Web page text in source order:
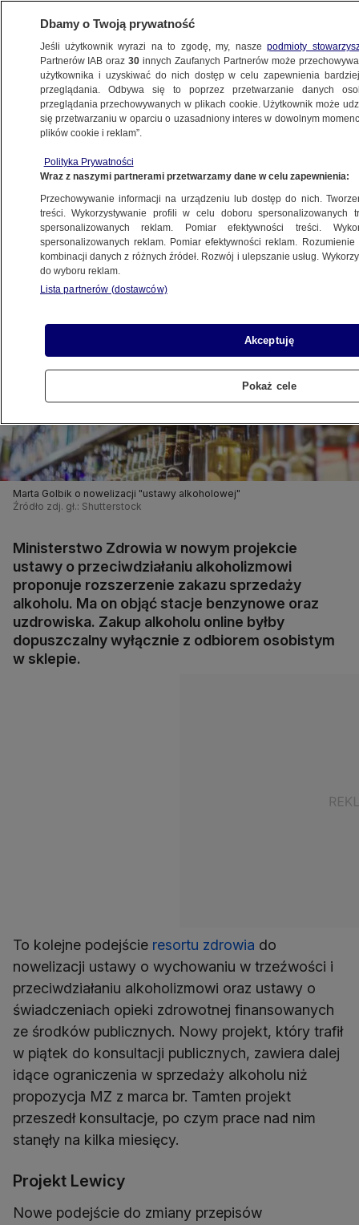
BIZNES
Z KRAJU
paliw. Nowy projekt
11.10.2025, 11:38
Posłuchaj artykułu
Czyta lektor AI
Marta Golbik o nowelizacji "ustawy alkoholowej"
Źródło zdj. gł.: Shutterstock
Ministerstwo Zdrowia w nowym projekcie
ustawy o przeciwdziałaniu alkoholizmowi
proponuje rozszerzenie zakazu sprzedaży
alkoholu. Ma on objąć stacje benzynowe oraz
uzdrowiska. Zakup alkoholu online byłby
dopuszczalny wyłącznie z odbiorem osobistym
w sklepie.
To kolejne podejście resortu zdrowia do
nowelizacji ustawy o wychowaniu w trzeźwości i
przeciwdziałaniu alkoholizmowi oraz ustawy o
świadczeniach opieki zdrowotnej finansowanych
ze środków publicznych. Nowy projekt, który trafił
w piątek do konsultacji publicznych, zawiera dalej
idące ograniczenia w sprzedaży alkoholu niż
propozycja MZ z marca br. Tamten projekt
przeszedł konsultacje, po czym prace nad nim
stanęły na kilka miesięcy.
Projekt Lewicy
Nowe podejście do zmiany przepisów
Dbamy o Twoją prywatność
Jeśli użytkownik wyrazi na to zgodę, my, naszepodmioty
Partnerów IAB oraz30 innych Zaufanych Partnerów może
użytkownika i uzyskiwać do nich dostęp w celu zapewnienia
przeglądania. Odbywa się to poprzez przetwarzanie danych
przeglądania przechowywanych w plikach cookie. Użytkownik może
się przetwarzaniu w oparciu o uzasadniony interes w dowolnym
plików cookie i reklam”.
Polityka Prywatności
Wraz z naszymi partnerami przetwarzamy dane w celu zapewnienia:
Przechowywanie informacji na urządzeniu lub dostęp do nich.
treści. Wykorzystywanie profili w celu doboru spersonalizowanych
spersonalizowanych reklam. Pomiar efektywności treści.
spersonalizowanych reklam. Pomiar efektywności reklam.
kombinacji danych z różnych źródeł. Rozwój i ulepszanie usług.
do wyboru reklam.
Lista partnerów (dostawców)
Akceptuję
Pokaż cele